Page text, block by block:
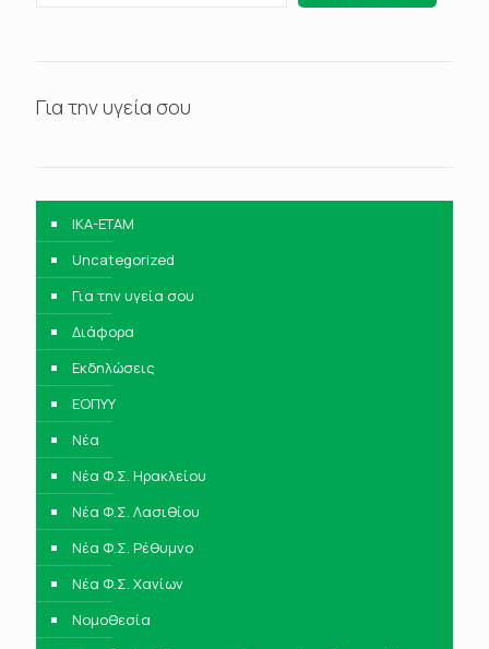
Για την υγεία σου
IKA-ETAM
Uncategorized
Για την υγεία σου
Διάφορα
Εκδηλώσεις
ΕΟΠΥΥ
Νέα
Νέα Φ.Σ. Ηρακλείου
Νέα Φ.Σ. Λασιθίου
Νέα Φ.Σ. Ρέθυμνο
Νέα Φ.Σ. Χανίων
Νομοθεσία